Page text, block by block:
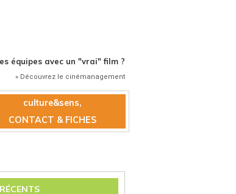
équipes avec un "vrai" film ?
» Découvrez le cinémanagement
culture&sens,
CONTACT & FICHES